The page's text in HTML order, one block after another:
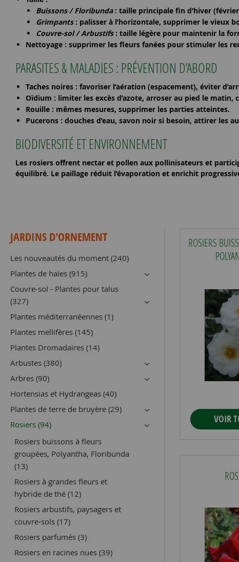
Buissons / Floribunda: taille principale fin d’hiver
Grimpants: palisser à l’horizontale, supprimer le vieux
Couvre-sol / Arbustifs: taille légère pour maintenir la
Nettoyage : supprimer les fleurs fanées pour stimuler les
PARASITES & MALADIES : PRÉVENTION D’ABORD
Taches noires : favoriser l’aération (espacement), éviter
Oïdium : limiter les excès d’azote, arroser au pied le matin,
Rouille : mêmes mesures, supprimer les parties atteintes.
Pucerons : douches d’eau, savon noir si besoin, attirer les
BIODIVERSITÉ ET ENVIRONNEMENT
Les rosiers offrent nectar et pollen aux pollinisateurs et
équilibré. Le paillage réduit l’évaporation et enrichit
JARDINS D'ORNEMENT
Les nouveautés du moment (240)
Plantes de haies (915)
Couvre-sol - Plantes pour talus
(327)
Plantes méditerranéennes (1)
Plantes mellifères (145)
Plantes Dromadaires (14)
Arbustes (380)
Arbres (90)
Hortensias et Hydrangeas (40)
Plantes de terre de bruyère (29)
Rosiers (94)
Rosiers buissons à fleurs
groupées, Polyantha, Floribunda
(13)
Rosiers à grandes fleurs et
hybride de thé (12)
Rosiers arbustifs, paysagers et
couvre-sols (17)
Rosiers parfumés (3)
Rosiers en racines nues (39)
ROSIERS
VOIR